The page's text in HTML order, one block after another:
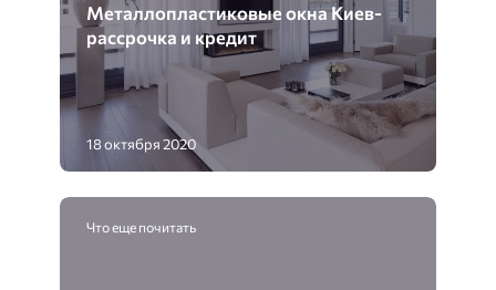
Металлопластиковые окна Киев-
рассрочка и кредит
18 октября 2020
Что еще почитать